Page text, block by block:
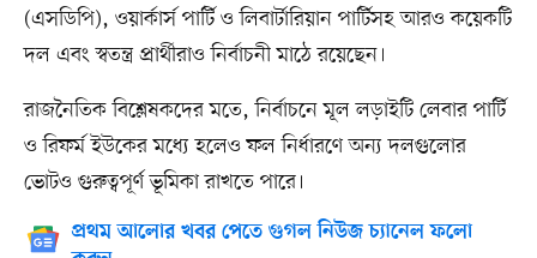
(এসডিপি), ওয়ার্কার্স পার্টি ও লিবার্টারিয়ান পার্টিসহ আরও কয়েকটি
দল এবং স্বতন্ত্র প্রার্থীরাও নির্বাচনী মাঠে রয়েছেন।
রাজনৈতিক বিশ্লেষকদের মতে, নির্বাচনে মূল লড়াইটি লেবার পার্টি
ও রিফর্ম ইউকের মধ্যে হলেও ফল নির্ধারণে অন্য দলগুলোর
ভোটও গুরুত্বপূর্ণ ভূমিকা রাখতে পারে।
প্রথম আলোর খবর পেতে গুগল নিউজ চ্যানেল ফলো